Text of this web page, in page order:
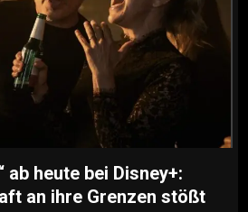
ab heute bei Disney+:
an ihre Grenzen stößt